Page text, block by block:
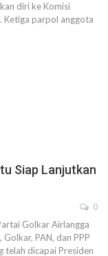
diri ke Komisi
Ketiga parpol anggota
Siap Lanjutkan
0
Golkar Airlangga
PAN, dan PPP
telah dicapai Presiden